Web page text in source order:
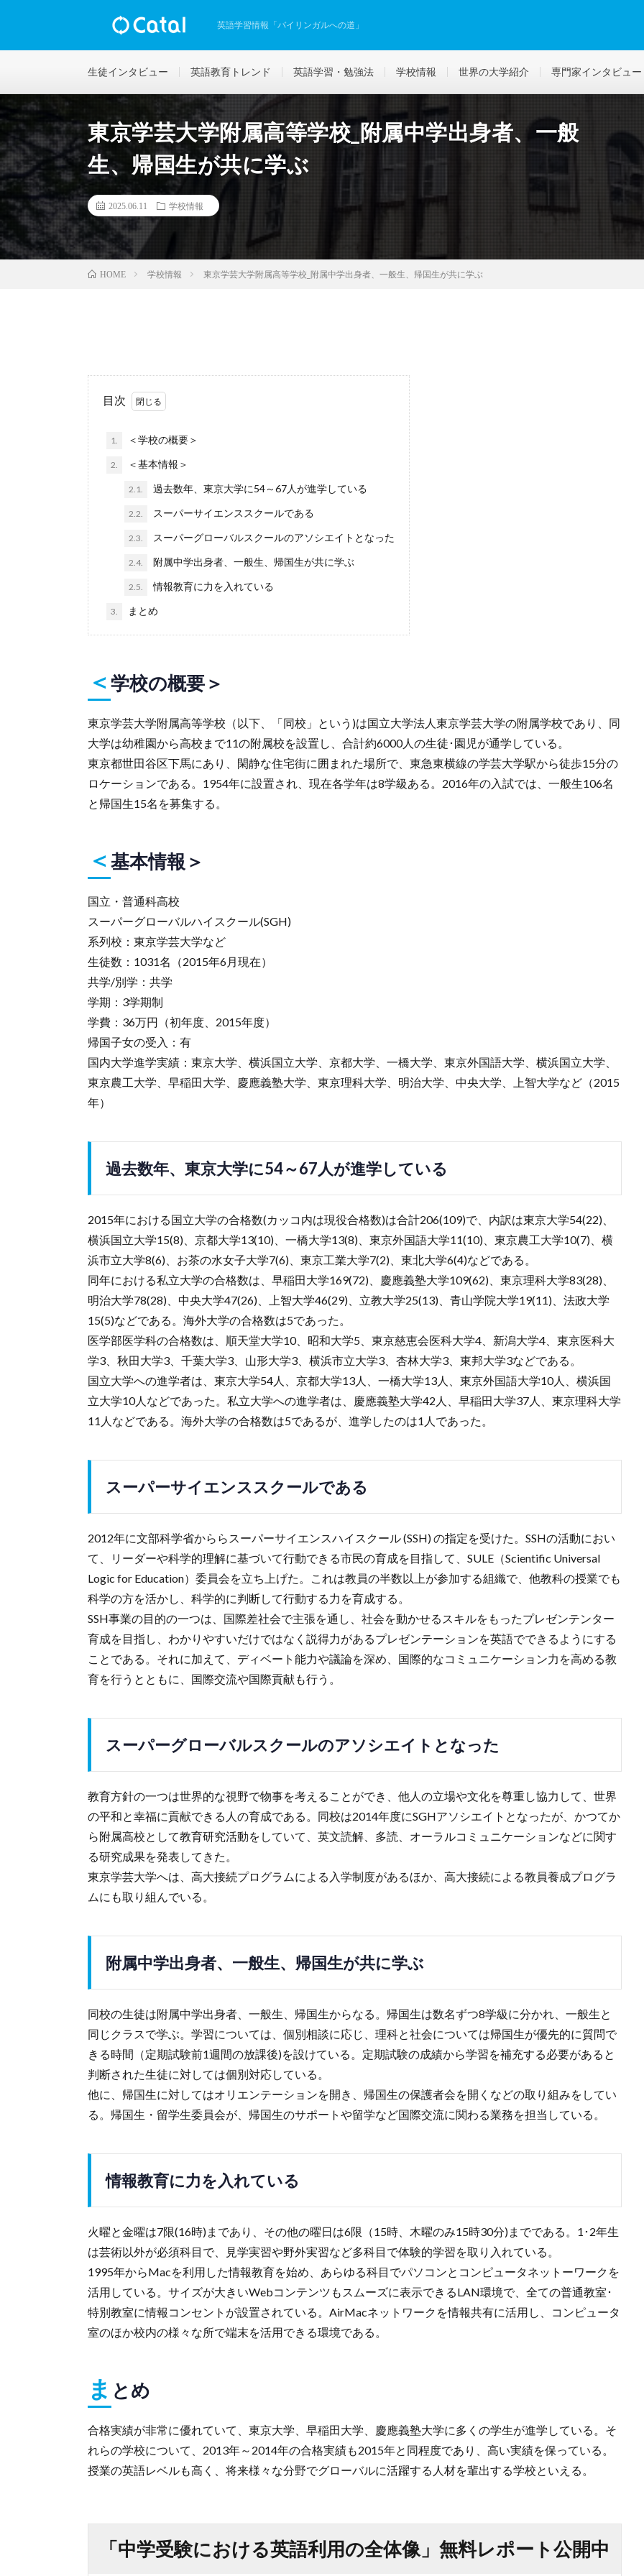
英語学習情報「バイリンガルへの道」
生徒インタビュー 英語教育トレンド 英語学習・勉強法 学校情報 世界の大学紹介 専門家インタビュー
東京学芸大学附属高等学校_附属中学出身者、一般
生、帰国生が共に学ぶ
2025.06.11 学校情報
HOME 学校情報 東京学芸大学附属高等学校_附属中学出身者、一般生、帰国生が共に学ぶ
目次
1. ＜学校の概要＞
2. ＜基本情報＞
2.1. 過去数年、東京大学に54～67人が進学している
2.2. スーパーサイエンススクールである
2.3. スーパーグローバルスクールのアソシエイトとなった
2.4. 附属中学出身者、一般生、帰国生が共に学ぶ
2.5. 情報教育に力を入れている
3. まとめ
＜学校の概要＞
東京学芸大学附属高等学校（以下、「同校」という)は国立大学法人東京学芸大学の附属学校であり、同
大学は幼稚園から高校まで11の附属校を設置し、合計約6000人の生徒･園児が通学している。
東京都世田谷区下馬にあり、閑静な住宅街に囲まれた場所で、東急東横線の学芸大学駅から徒歩15分の
ロケーションである。1954年に設置され、現在各学年は8学級ある。2016年の入試では、一般生106名
と帰国生15名を募集する。
＜基本情報＞
国立・普通科高校
スーパーグローバルハイスクール(SGH)
系列校：東京学芸大学など
生徒数：1031名（2015年6月現在）
共学/別学：共学
学期：3学期制
学費：36万円（初年度、2015年度）
帰国子女の受入：有
国内大学進学実績：東京大学、横浜国立大学、京都大学、一橋大学、東京外国語大学、横浜国立大学、
東京農工大学、早稲田大学、慶應義塾大学、東京理科大学、明治大学、中央大学、上智大学など（2015
年）
過去数年、東京大学に54～67人が進学している
2015年における国立大学の合格数(カッコ内は現役合格数)は合計206(109)で、内訳は東京大学54(22)、
横浜国立大学15(8)、京都大学13(10)、一橋大学13(8)、東京外国語大学11(10)、東京農工大学10(7)、横
浜市立大学8(6)、お茶の水女子大学7(6)、東京工業大学7(2)、東北大学6(4)などである。
同年における私立大学の合格数は、早稲田大学169(72)、慶應義塾大学109(62)、東京理科大学83(28)、
明治大学78(28)、中央大学47(26)、上智大学46(29)、立教大学25(13)、青山学院大学19(11)、法政大学
15(5)などである。海外大学の合格数は5であった。
医学部医学科の合格数は、順天堂大学10、昭和大学5、東京慈恵会医科大学4、新潟大学4、東京医科大
学3、秋田大学3、千葉大学3、山形大学3、横浜市立大学3、杏林大学3、東邦大学3などである。
国立大学への進学者は、東京大学54人、京都大学13人、一橋大学13人、東京外国語大学10人、横浜国
立大学10人などであった。私立大学への進学者は、慶應義塾大学42人、早稲田大学37人、東京理科大学
11人などである。海外大学の合格数は5であるが、進学したのは1人であった。
スーパーサイエンススクールである
2012年に文部科学省かららスーパーサイエンスハイスクール (SSH) の指定を受けた。SSHの活動におい
て、リーダーや科学的理解に基づいて行動できる市民の育成を目指して、SULE（Scientific Universal
Logic for Education）委員会を立ち上げた。これは教員の半数以上が参加する組織で、他教科の授業でも
科学の方を活かし、科学的に判断して行動する力を育成する。
SSH事業の目的の一つは、国際差社会で主張を通し、社会を動かせるスキルをもったプレゼンテンター
育成を目指し、わかりやすいだけではなく説得力があるプレゼンテーションを英語でできるようにする
ことである。それに加えて、ディベート能力や議論を深め、国際的なコミュニケーション力を高める教
育を行うとともに、国際交流や国際貢献も行う。
スーパーグローバルスクールのアソシエイトとなった
教育方針の一つは世界的な視野で物事を考えることができ、他人の立場や文化を尊重し協力して、世界
の平和と幸福に貢献できる人の育成である。同校は2014年度にSGHアソシエイトとなったが、かつてか
ら附属高校として教育研究活動をしていて、英文読解、多読、オーラルコミュニケーションなどに関す
る研究成果を発表してきた。
東京学芸大学へは、高大接続プログラムによる入学制度があるほか、高大接続による教員養成プログラ
ムにも取り組んでいる。
附属中学出身者、一般生、帰国生が共に学ぶ
同校の生徒は附属中学出身者、一般生、帰国生からなる。帰国生は数名ずつ8学級に分かれ、一般生と
同じクラスで学ぶ。学習については、個別相談に応じ、理科と社会については帰国生が優先的に質問で
きる時間（定期試験前1週間の放課後)を設けている。定期試験の成績から学習を補充する必要があると
判断された生徒に対しては個別対応している。
他に、帰国生に対してはオリエンテーションを開き、帰国生の保護者会を開くなどの取り組みをしてい
る。帰国生・留学生委員会が、帰国生のサポートや留学など国際交流に関わる業務を担当している。
情報教育に力を入れている
火曜と金曜は7限(16時)まであり、その他の曜日は6限（15時、木曜のみ15時30分)までである。1･2年生
は芸術以外が必須科目で、見学実習や野外実習など多科目で体験的学習を取り入れている。
1995年からMacを利用した情報教育を始め、あらゆる科目でパソコンとコンピュータネットーワークを
活用している。サイズが大きいWebコンテンツもスムーズに表示できるLAN環境で、全ての普通教室･
特別教室に情報コンセントが設置されている。AirMacネットワークを情報共有に活用し、コンピュータ
室のほか校内の様々な所で端末を活用できる環境である。
ま とめ
合格実績が非常に優れていて、東京大学、早稲田大学、慶應義塾大学に多くの学生が進学している。そ
れらの学校について、2013年～2014年の合格実績も2015年と同程度であり、高い実績を保っている。
授業の英語レベルも高く、将来様々な分野でグローバルに活躍する人材を輩出する学校といえる。
「中学受験における英語利用の全体像」無料レポート公開中